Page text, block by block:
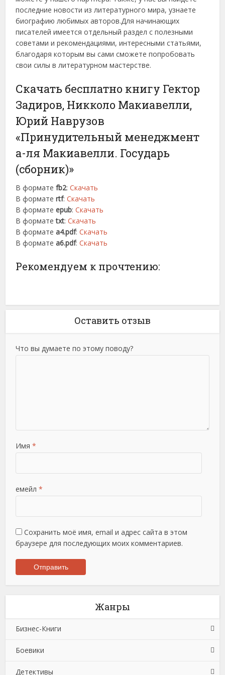
последние новости из литературного мира, узнаете
биографию любимых авторов.Для начинающих
писателей имеется отдельный раздел с полезными
советами и рекомендациями, интересными статьями,
благодаря которым вы сами сможете попробовать
свои силы в литературном мастерстве.
Скачать бесплатно книгу Гектор
Задиров, Никколо Макиавелли,
Юрий Наврузов
«Принудительный менеджмент
а-ля Макиавелли. Государь
(сборник)»
В форматеfb2:Скачать
В форматеrtf:Скачать
В форматеepub:Скачать
В форматеtxt:Скачать
В форматеa4.pdf:Скачать
В форматеa6.pdf:Скачать
Рекомендуем к прочтению:
Оставить отзыв
Что вы думаете по этому поводу?
Имя *
емейл *
Сохранить моё имя, email и адрес сайта в этом
браузере для последующих моих комментариев.
Жанры
Бизнес-Книги
Банковское дело
Бухучет, налогообложение, аудит
Боевики
Боевики: Прочее
Детективы